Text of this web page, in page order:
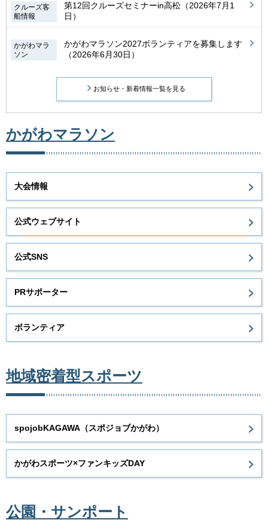
クルーズ客
船情報
第12回クルーズセミナーin高松（2026年7月1
日）
かがわマラ
ソン
かがわマラソン2027ボランティアを募集します
（2026年6月30日）
お知らせ・新着情報一覧を見る
かがわマラソン
大会情報
公式ウェブサイト
公式SNS
PRサポーター
ボランティア
地域密着型スポーツ
spojobKAGAWA（スポジョブかがわ）
かがわスポーツ×ファンキッズDAY
公園・サンポート